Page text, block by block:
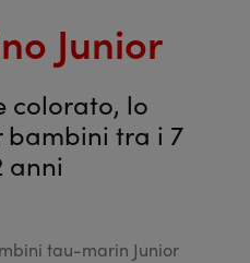
Junior
colorato, lo
bambini tra i 7
anni
tau-marin Junior